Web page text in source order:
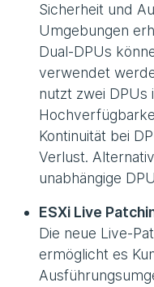
Sicherheit und
Umgebungen
Dual-DPUs
verwendet
nutzt zwei
Kontinuität bei
Verlust.
unabhängige
ESXi Live
Die neue Live-
ermöglicht es